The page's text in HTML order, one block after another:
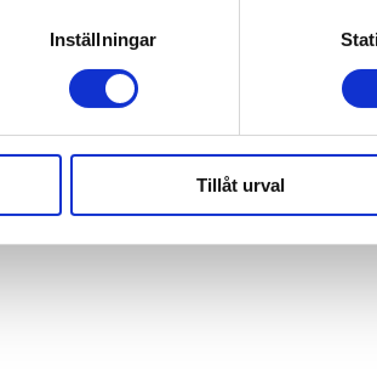
Inställningar
Tillåt urval